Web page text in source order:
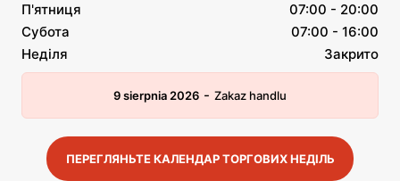
П'ятниця
07:00 - 20:00
Субота
07:00 - 16:00
Неділя
Закрито
9 sierpnia 2026 - Zakaz handlu
ПЕРЕГЛЯНЬТЕ КАЛЕНДАР ТОРГОВИХ НЕДІЛЬ